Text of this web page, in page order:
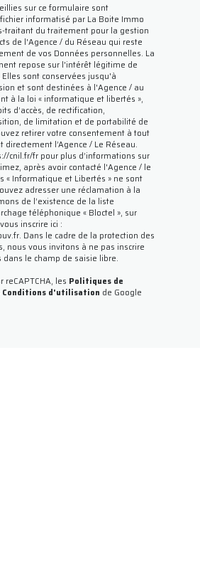
sur ce formulaire sont
informatisé par La Boite Immo
traitant du traitement pour la gestion
de l'Agence / du Réseau qui reste
de vos Données personnelles. La
repose sur l'intérêt légitime de
sont conservées jusqu'à
et sont destinées à l'Agence / au
à la loi « informatique et libertés »,
d’accès, de rectification,
de limitation et de portabilité de
retirer votre consentement à tout
l’Agence / Le Réseau.
cnil.fr/frpour plus d’informations sur
après avoir contacté l'Agence / le
« Informatique et Libertés » ne sont
adresser une réclamation à la
de l’existence de la liste
téléphonique « Bloctel », sur
inscrire ici :
. Dans le cadre de la protection des
nous vous invitons à ne pas inscrire
le champ de saisie libre.
les Politiques de
Conditions d'utilisation de Google